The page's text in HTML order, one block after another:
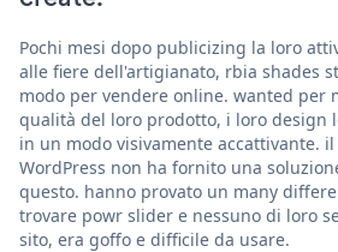
Pochi mesi dopo publicizing la loro
alle fiere dell'artigianato, rbia shades
modo per vendere online. wanted per
qualità del loro prodotto, i loro design
in un modo visivamente accattivante.
WordPress non ha fornito una
questo. hanno provato un many
trovare powr slider e nessuno di loro
sito, era goffo e difficile da usare.